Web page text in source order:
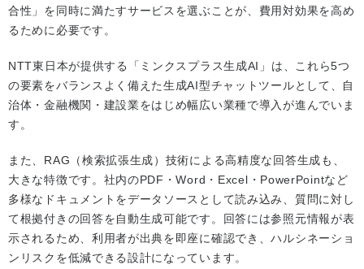
合性」を同時に満たすサービスを選ぶことが、費用対効果を高め
るために必要です。
NTT東日本が提供する「ミンクスプラス生成AI」は、これら5つ
の要素をバランスよく備えた生成AI型チャットツールとして、自
治体・金融機関・建設業をはじめ幅広い業種で導入が進んでいま
す。
また、RAG（検索拡張生成）技術による高精度な回答生成も、
大きな特徴です。社内のPDF・Word・Excel・PowerPointなど
多様なドキュメントをデータソースとして読み込み、質問に対し
て根拠付きの回答を自動生成可能です。回答には参照元情報が表
示されるため、利用者が出典を即座に確認でき、ハルシネーショ
ンリスクを低減できる設計になっています。